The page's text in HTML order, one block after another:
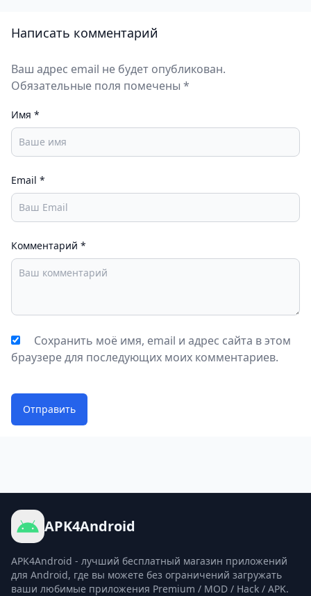
Написать комментарий
Ваш адрес email не будет опубликован.
Обязательные поля помечены *
Имя *
Email *
Комментарий *
Сохранить моё имя, email и адрес сайта в этом
браузере для последующих моих комментариев.
Отправить
APK4Android
APK4Android - лучший бесплатный магазин приложений
для Android, где вы можете без ограничений загружать
ваши любимые приложения Premium / MOD / Hack / APK.